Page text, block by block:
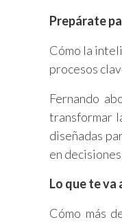
Prepárate
Cómo la
procesos
Fernando
transformar
diseñadas
en
Lo que te va
Cómo más